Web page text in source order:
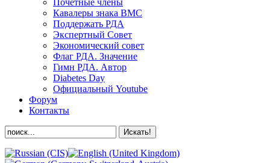
Почетные члены
Кавалеры знака ВМС
Поддержать РДА
Экспертный Совет
Экономический совет
Флаг РДА. Значение
Гимн РДА. Автор
Diabetes Day
Официальный Youtube
Форум
Контакты